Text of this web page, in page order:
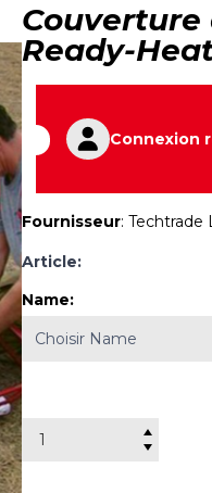
Ready-
Connexion
Fournisseur:Techtrade
Article:
Name: